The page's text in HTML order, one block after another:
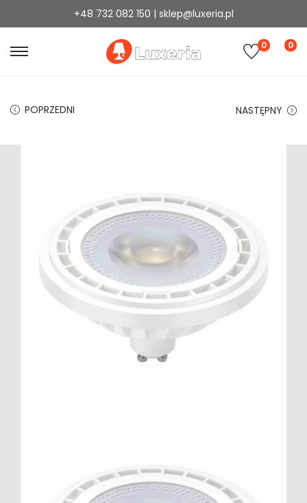
+48 732 082 150 | sklep@luxeria.pl
0 0
POPRZEDNI NASTĘPNY